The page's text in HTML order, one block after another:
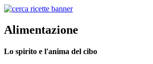
Alimentazione
Lo spirito e l'anima del cibo